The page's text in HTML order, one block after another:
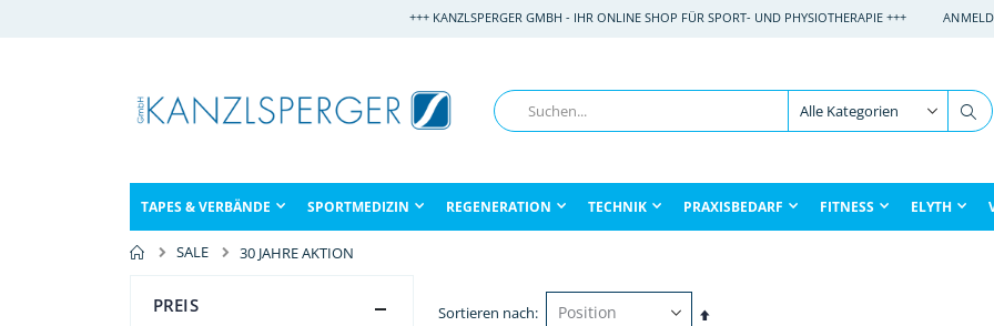
+++ KANZLSPERGER GMBH - IHR ONLINE SHOP FÜR SPORT- UND PHYSIOTHERAPIE +++
Suche
TAPES & VERBÄNDE SPORTMEDIZIN REGENERATION TECHNIK PRAXISBEDARF FITNESS ELYTH
SALE 30 JAHRE AKTION
Sortieren nach
In
PREIS